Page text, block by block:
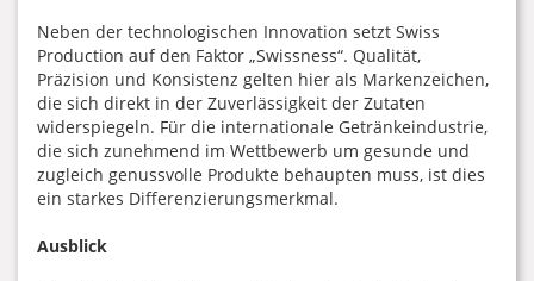
Neben der technologischen Innovation setzt Swiss
Production auf den Faktor „Swissness“. Qualität,
Präzision und Konsistenz gelten hier als Markenzeichen,
die sich direkt in der Zuverlässigkeit der Zutaten
widerspiegeln. Für die internationale Getränkeindustrie,
die sich zunehmend im Wettbewerb um gesunde und
zugleich genussvolle Produkte behaupten muss, ist dies
ein starkes Differenzierungsmerkmal.
Ausblick